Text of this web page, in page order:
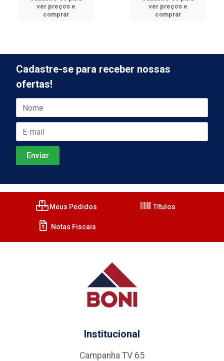
ver preços e
comprar
ver preços e
comprar
Cadastre-se para receber nossas
ofertas!
Meus Pedidos Títulos
Notas Fiscais
Institucional
Campanha TV 65